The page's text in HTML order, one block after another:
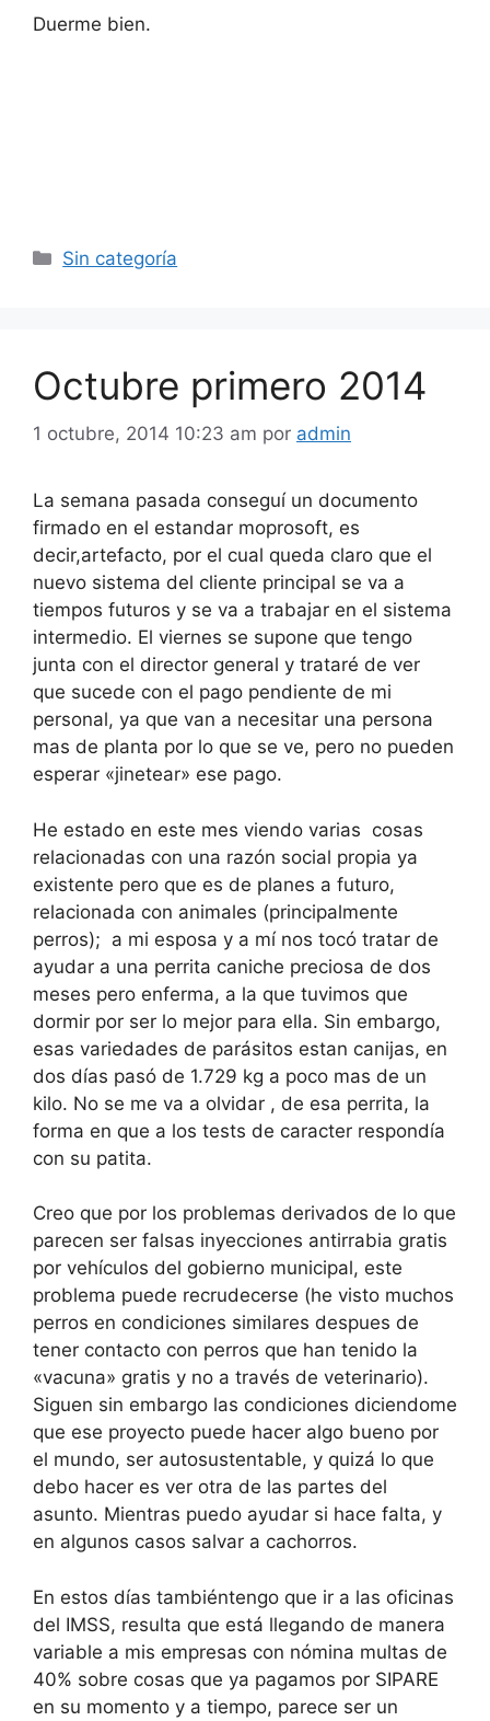
Duerme bien.
Categorías
Sin categoría
Octubre primero 2014
1 octubre, 2014 10:23 am por admin
La semana pasada conseguí un documento
firmado en el estandar moprosoft, es
decir,artefacto, por el cual queda claro que el
nuevo sistema del cliente principal se va a
tiempos futuros y se va a trabajar en el sistema
intermedio. El viernes se supone que tengo
junta con el director general y trataré de ver
que sucede con el pago pendiente de mi
personal, ya que van a necesitar una persona
mas de planta por lo que se ve, pero no pueden
esperar «jinetear» ese pago.
He estado en este mes viendo varias cosas
relacionadas con una razón social propia ya
existente pero que es de planes a futuro,
relacionada con animales (principalmente
perros); a mi esposa y a mí nos tocó tratar de
ayudar a una perrita caniche preciosa de dos
meses pero enferma, a la que tuvimos que
dormir por ser lo mejor para ella. Sin embargo,
esas variedades de parásitos estan canijas, en
dos días pasó de 1.729 kg a poco mas de un
kilo. No se me va a olvidar , de esa perrita, la
forma en que a los tests de caracter respondía
con su patita.
Creo que por los problemas derivados de lo que
parecen ser falsas inyecciones antirrabia gratis
por vehículos del gobierno municipal, este
problema puede recrudecerse (he visto muchos
perros en condiciones similares despues de
tener contacto con perros que han tenido la
«vacuna» gratis y no a través de veterinario).
Siguen sin embargo las condiciones diciendome
que ese proyecto puede hacer algo bueno por
el mundo, ser autosustentable, y quizá lo que
debo hacer es ver otra de las partes del
asunto. Mientras puedo ayudar si hace falta, y
en algunos casos salvar a cachorros.
En estos días tambiéntengo que ir a las oficinas
del IMSS, resulta que está llegando de manera
variable a mis empresas con nómina multas de
40% sobre cosas que ya pagamos por SIPARE
en su momento y a tiempo, parece ser un